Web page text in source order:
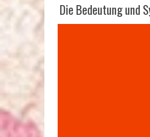
Die Bedeutung und